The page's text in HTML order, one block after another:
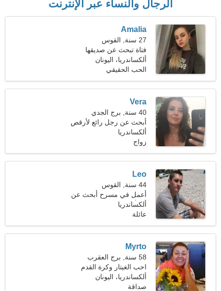
الرجال والنساء عبر الإنترنت
Amalia
27 سنة, القوس
فتاة تبحث عن صديقها
ألكساندريا، اليونان
الحب الحقيقي
Vera
40 سنة, برج الجدي
أبحث عن رجل رائع لأرقص
ألكساندريا
زواج
Leo
44 سنة, القوس
أعمل في مسرح أبحث عن
امرأة جميلة
ألكساندريا
عائلة
Myrto
58 سنة, برج العقرب
احب الغيتار وكرة القدم
ألكساندريا، اليونان
صداقة